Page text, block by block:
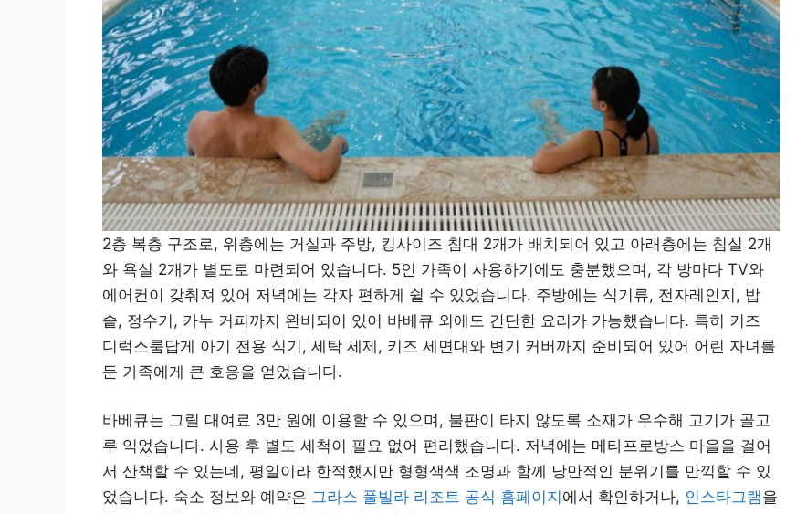
2층 복층 구조로, 위층에는 거실과 주방, 킹사이즈 침대 2개가 배치되어 있고 아래층에는 침실 2개
와 욕실 2개가 별도로 마련되어 있습니다. 5인 가족이 사용하기에도 충분했으며, 각 방마다 TV와
에어컨이 갖춰져 있어 저녁에는 각자 편하게 쉴 수 있었습니다. 주방에는 식기류, 전자레인지, 밥
솥, 정수기, 카누 커피까지 완비되어 있어 바베큐 외에도 간단한 요리가 가능했습니다. 특히 키즈
디럭스룸답게 아기 전용 식기, 세탁 세제, 키즈 세면대와 변기 커버까지 준비되어 있어 어린 자녀를
둔 가족에게 큰 호응을 얻었습니다.
바베큐는 그릴 대여료 3만 원에 이용할 수 있으며, 불판이 타지 않도록 소재가 우수해 고기가 골고
루 익었습니다. 사용 후 별도 세척이 필요 없어 편리했습니다. 저녁에는 메타프로방스 마을을 걸어
서 산책할 수 있는데, 평일이라 한적했지만 형형색색 조명과 함께 낭만적인 분위기를 만끽할 수 있
었습니다. 숙소 정보와 예약은 그라스 풀빌라 리조트 공식 홈페이지 에서 확인하거나, 인스타그램을